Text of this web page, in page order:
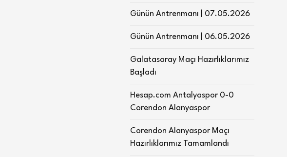
Günün Antrenmanı | 07.05.2026
Günün Antrenmanı | 06.05.2026
Galatasaray Maçı Hazırlıklarımız
Başladı
Hesap.com Antalyaspor 0-0
Corendon Alanyaspor
Corendon Alanyaspor Maçı
Hazırlıklarımız Tamamlandı